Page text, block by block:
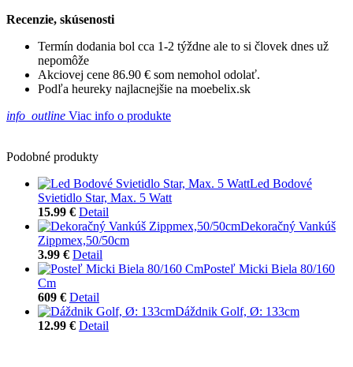
Recenzie, skúsenosti
Termín dodania bol cca 1-2 týždne ale to si človek dnes už
nepomôže
Akciovej cene 86.90 € som nemohol odolať.
Podľa heureky najlacnejšie na moebelix.sk
info_outline Viac info o produkte
Podobné produkty
Led Bodové
Svietidlo Star, Max. 5 Watt
15.99 € Detail
Dekoračný Vankúš
Zippmex,50/50cm
3.99 € Detail
Posteľ Micki Biela 80/160
Cm
609 € Detail
Dáždnik Golf, Ø: 133cm
12.99 € Detail